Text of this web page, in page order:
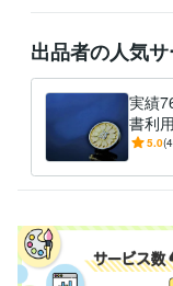
お問い合わせください
◯各種許認可申請書類
サービスタイトルにあ
つきましてもお問い
経験職種
マーケティング / ブラ
コンサルタント / 経営
士業・専門職 / 行政書
ライフスタイル・そ
出品者の人気
実績
書利
処理
5.0